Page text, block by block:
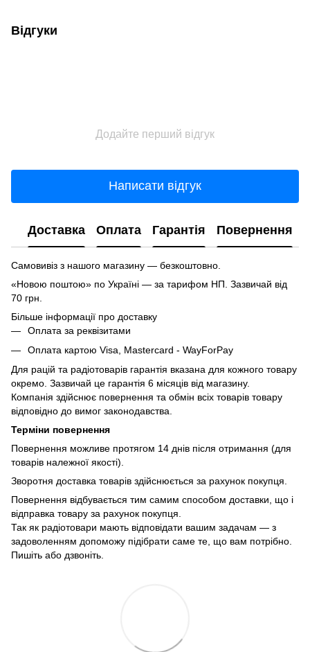
Відгуки
Додайте перший відгук
Написати відгук
Доставка Оплата Гарантія Повернення
Самовивіз з нашого магазину — безкоштовно.
«Новою поштою» по Україні — за тарифом НП. Зазвичай від
70 грн.
Більше інформації про доставку
Оплата за реквізитами
Оплата картою Visa, Mastercard - WayForPay
Для рацій та радіотоварів гарантія вказана для кожного товару
окремо. Зазвичай це гарантія 6 місяців від магазину.
Компанія здійснює повернення та обмін всіх товарів товару
відповідно до вимог законодавства.
Терміни повернення
Повернення можливе протягом 14 днів після отримання (для
товарів належної якості).
Зворотня доставка товарів здійснюється за рахунок покупця.
Повернення відбувається тим самим способом доставки, що і
відправка товару за рахунок покупця.
Так як радіотовари мають відповідати вашим задачам — з
задоволенням допоможу підібрати саме те, що вам потрібно.
Пишіть або дзвоніть.